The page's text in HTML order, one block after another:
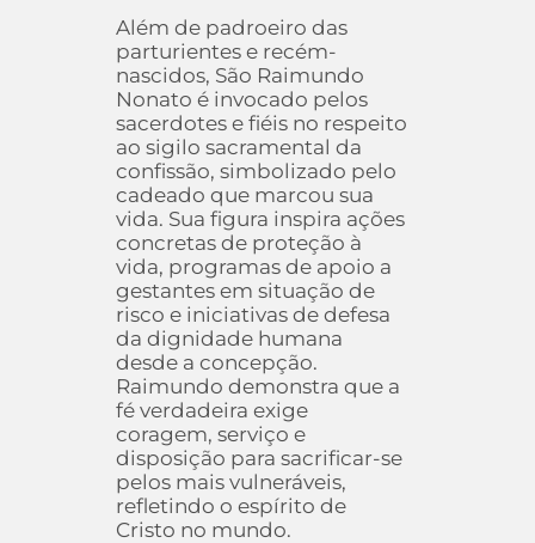
Além de padroeiro das
parturientes e recém-
nascidos, São Raimundo
Nonato é invocado pelos
sacerdotes e fiéis no respeito
ao sigilo sacramental da
confissão, simbolizado pelo
cadeado que marcou sua
vida. Sua figura inspira ações
concretas de proteção à
vida, programas de apoio a
gestantes em situação de
risco e iniciativas de defesa
da dignidade humana
desde a concepção.
Raimundo demonstra que a
fé verdadeira exige
coragem, serviço e
disposição para sacrificar-se
pelos mais vulneráveis,
refletindo o espírito de
Cristo no mundo.